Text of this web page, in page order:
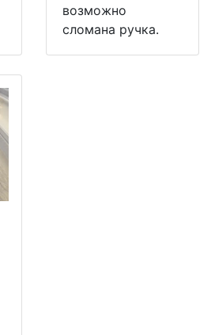
возможно
сломана ручка.